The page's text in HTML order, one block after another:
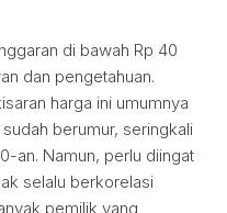
di bawah Rp 40
dan pengetahuan.
harga ini umumnya
berumur, seringkali
an. Namun, perlu diingat
selalu berkorelasi
pemilik yang